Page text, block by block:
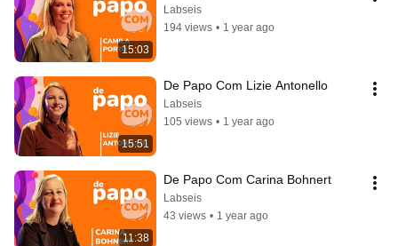
15:03
Labseis
194 views • 1 year ago
15:51
De Papo Com Lizie Antonello
Labseis
105 views • 1 year ago
11:38
De Papo Com Carina Bohnert
Labseis
43 views • 1 year ago